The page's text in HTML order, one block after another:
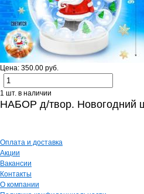
Цена: 350.00 руб.
1 шт. в наличии
НАБОР д/твор. Новогодний
Оплата и доставка
Акции
Вакансии
Контакты
О компании